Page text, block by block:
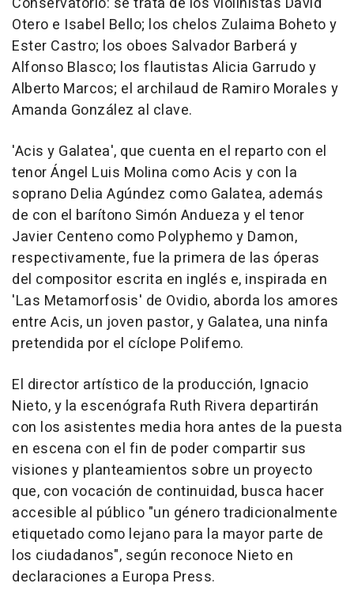
Otero e Isabel Bello; los chelos Zulaima Boheto y
Ester Castro; los oboes Salvador Barberá y
Alfonso Blasco; los flautistas Alicia Garrudo y
Alberto Marcos; el archilaud de Ramiro Morales y
Amanda González al clave.
'Acis y Galatea', que cuenta en el reparto con el
tenor Ángel Luis Molina como Acis y con la
soprano Delia Agúndez como Galatea, además
de con el barítono Simón Andueza y el tenor
Javier Centeno como Polyphemo y Damon,
respectivamente, fue la primera de las óperas
del compositor escrita en inglés e, inspirada en
'Las Metamorfosis' de Ovidio, aborda los amores
entre Acis, un joven pastor, y Galatea, una ninfa
pretendida por el cíclope Polifemo.
El director artístico de la producción, Ignacio
Nieto, y la escenógrafa Ruth Rivera departirán
con los asistentes media hora antes de la puesta
en escena con el fin de poder compartir sus
visiones y planteamientos sobre un proyecto
que, con vocación de continuidad, busca hacer
accesible al público "un género tradicionalmente
etiquetado como lejano para la mayor parte de
los ciudadanos", según reconoce Nieto en
declaraciones a Europa Press.